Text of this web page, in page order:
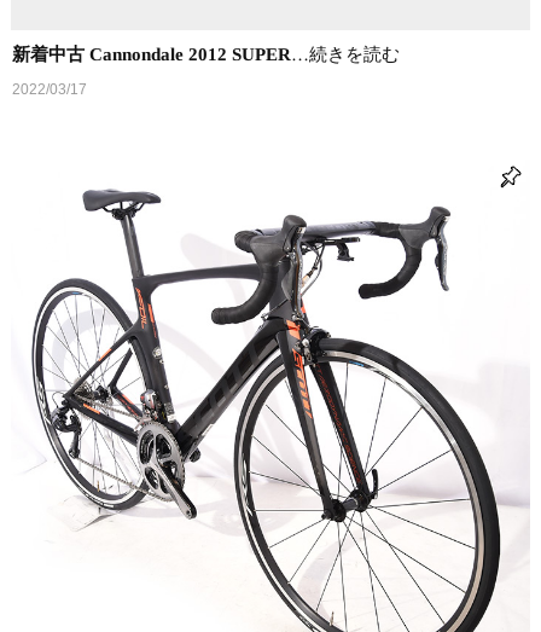
新着中古 Cannondale 2012 SUPER…続きを読む
2022/03/17